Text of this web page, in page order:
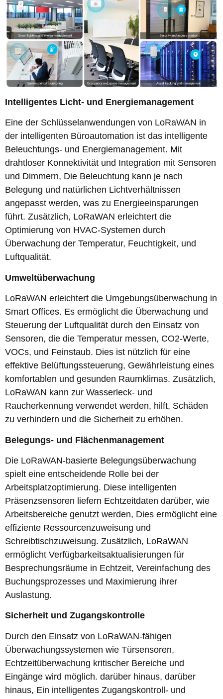
Intelligentes Licht- und Energiemanagement
Eine der Schlüsselanwendungen von LoRaWAN in
der intelligenten Büroautomation ist das intelligente
Beleuchtungs- und Energiemanagement. Mit
drahtloser Konnektivität und Integration mit Sensoren
und Dimmern, Die Beleuchtung kann je nach
Belegung und natürlichen Lichtverhältnissen
angepasst werden, was zu Energieeinsparungen
führt. Zusätzlich, LoRaWAN erleichtert die
Optimierung von HVAC-Systemen durch
Überwachung der Temperatur, Feuchtigkeit, und
Luftqualität.
Umweltüberwachung
LoRaWAN erleichtert die Umgebungsüberwachung in
Smart Offices. Es ermöglicht die Überwachung und
Steuerung der Luftqualität durch den Einsatz von
Sensoren, die die Temperatur messen, CO2-Werte,
VOCs, und Feinstaub. Dies ist nützlich für eine
effektive Belüftungssteuerung, Gewährleistung eines
komfortablen und gesunden Raumklimas. Zusätzlich,
LoRaWAN kann zur Wasserleck- und
Raucherkennung verwendet werden, hilft, Schäden
zu verhindern und die Sicherheit zu erhöhen.
Belegungs- und Flächenmanagement
Die LoRaWAN-basierte Belegungsüberwachung
spielt eine entscheidende Rolle bei der
Arbeitsplatzoptimierung. Diese intelligenten
Präsenzsensoren liefern Echtzeitdaten darüber, wie
Arbeitsbereiche genutzt werden, Dies ermöglicht eine
effiziente Ressourcenzuweisung und
Schreibtischzuweisung. Zusätzlich, LoRaWAN
ermöglicht Verfügbarkeitsaktualisierungen für
Besprechungsräume in Echtzeit, Vereinfachung des
Buchungsprozesses und Maximierung ihrer
Auslastung.
Sicherheit und Zugangskontrolle
Durch den Einsatz von LoRaWAN-fähigen
Überwachungssystemen wie Türsensoren,
Echtzeitüberwachung kritischer Bereiche und
Eingänge wird möglich. darüber hinaus, darüber
hinaus, Ein intelligentes Zugangskontroll- und